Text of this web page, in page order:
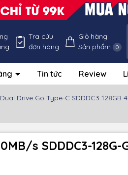
Tra cứu
đơn hàng
Giỏ hàng
Sản phẩm 0
Tin tức Review
Drive Go Type-C SDDDC3 128GB
s SDDDC3-128G-